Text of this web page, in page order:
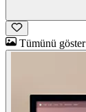
Tümünü göster